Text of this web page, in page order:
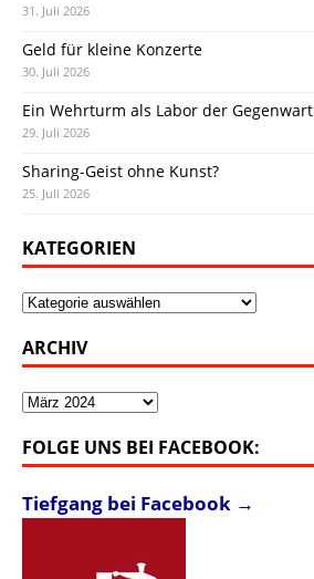
31. Juli 2026
Geld für kleine Konzerte
30. Juli 2026
Ein Wehrturm als Labor der Gegenwart
29. Juli 2026
Sharing-Geist ohne Kunst?
25. Juli 2026
KATEGORIEN
Kategorien
ARCHIV
Archiv
FOLGE UNS BEI FACEBOOK:
Tiefgang bei Facebook →